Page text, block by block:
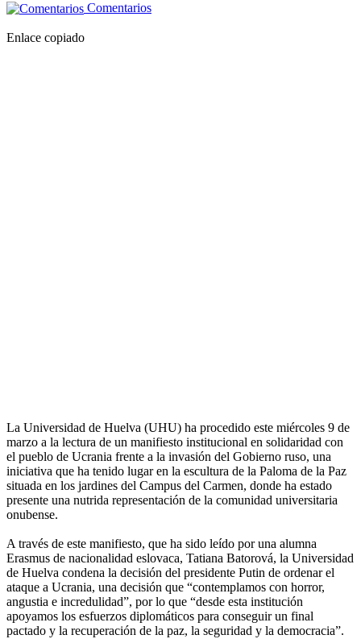
Comentarios
Enlace copiado
La Universidad de Huelva (UHU) ha procedido este miércoles 9 de
marzo a la lectura de un manifiesto institucional en solidaridad con
el pueblo de Ucrania frente a la invasión del Gobierno ruso, una
iniciativa que ha tenido lugar en la escultura de la Paloma de la Paz
situada en los jardines del Campus del Carmen, donde ha estado
presente una nutrida representación de la comunidad universitaria
onubense.
A través de este manifiesto, que ha sido leído por una alumna
Erasmus de nacionalidad eslovaca, Tatiana Batorová, la Universidad
de Huelva condena la decisión del presidente Putin de ordenar el
ataque a Ucrania, una decisión que “contemplamos con horror,
angustia e incredulidad”, por lo que “desde esta institución
apoyamos los esfuerzos diplomáticos para conseguir un final
pactado y la recuperación de la paz, la seguridad y la democracia”.